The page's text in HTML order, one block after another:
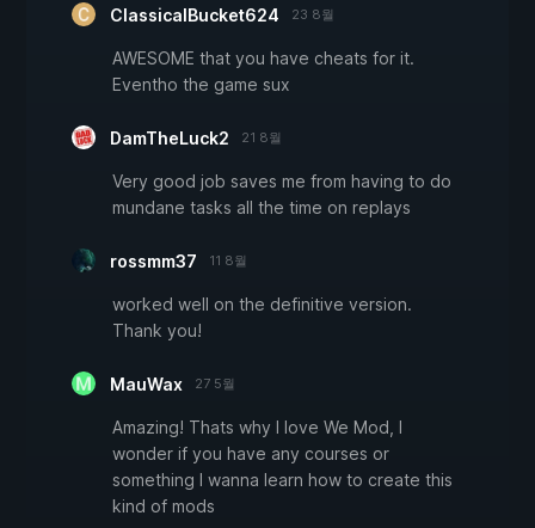
ClassicalBucket624 23 8월
AWESOME that you have cheats for it.
Eventho the game sux
DamTheLuck2 21 8월
Very good job saves me from having to do
mundane tasks all the time on replays
rossmm37 11 8월
worked well on the definitive version.
Thank you!
MauWax 27 5월
Amazing! Thats why I love We Mod, I
wonder if you have any courses or
something I wanna learn how to create this
kind of mods